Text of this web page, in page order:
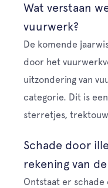
Wat verstaan
vuurwerk?
De komende
door het
uitzondering van
categorie. Dit is
sterretjes,
Schade door
rekening van
Ontstaat er schade